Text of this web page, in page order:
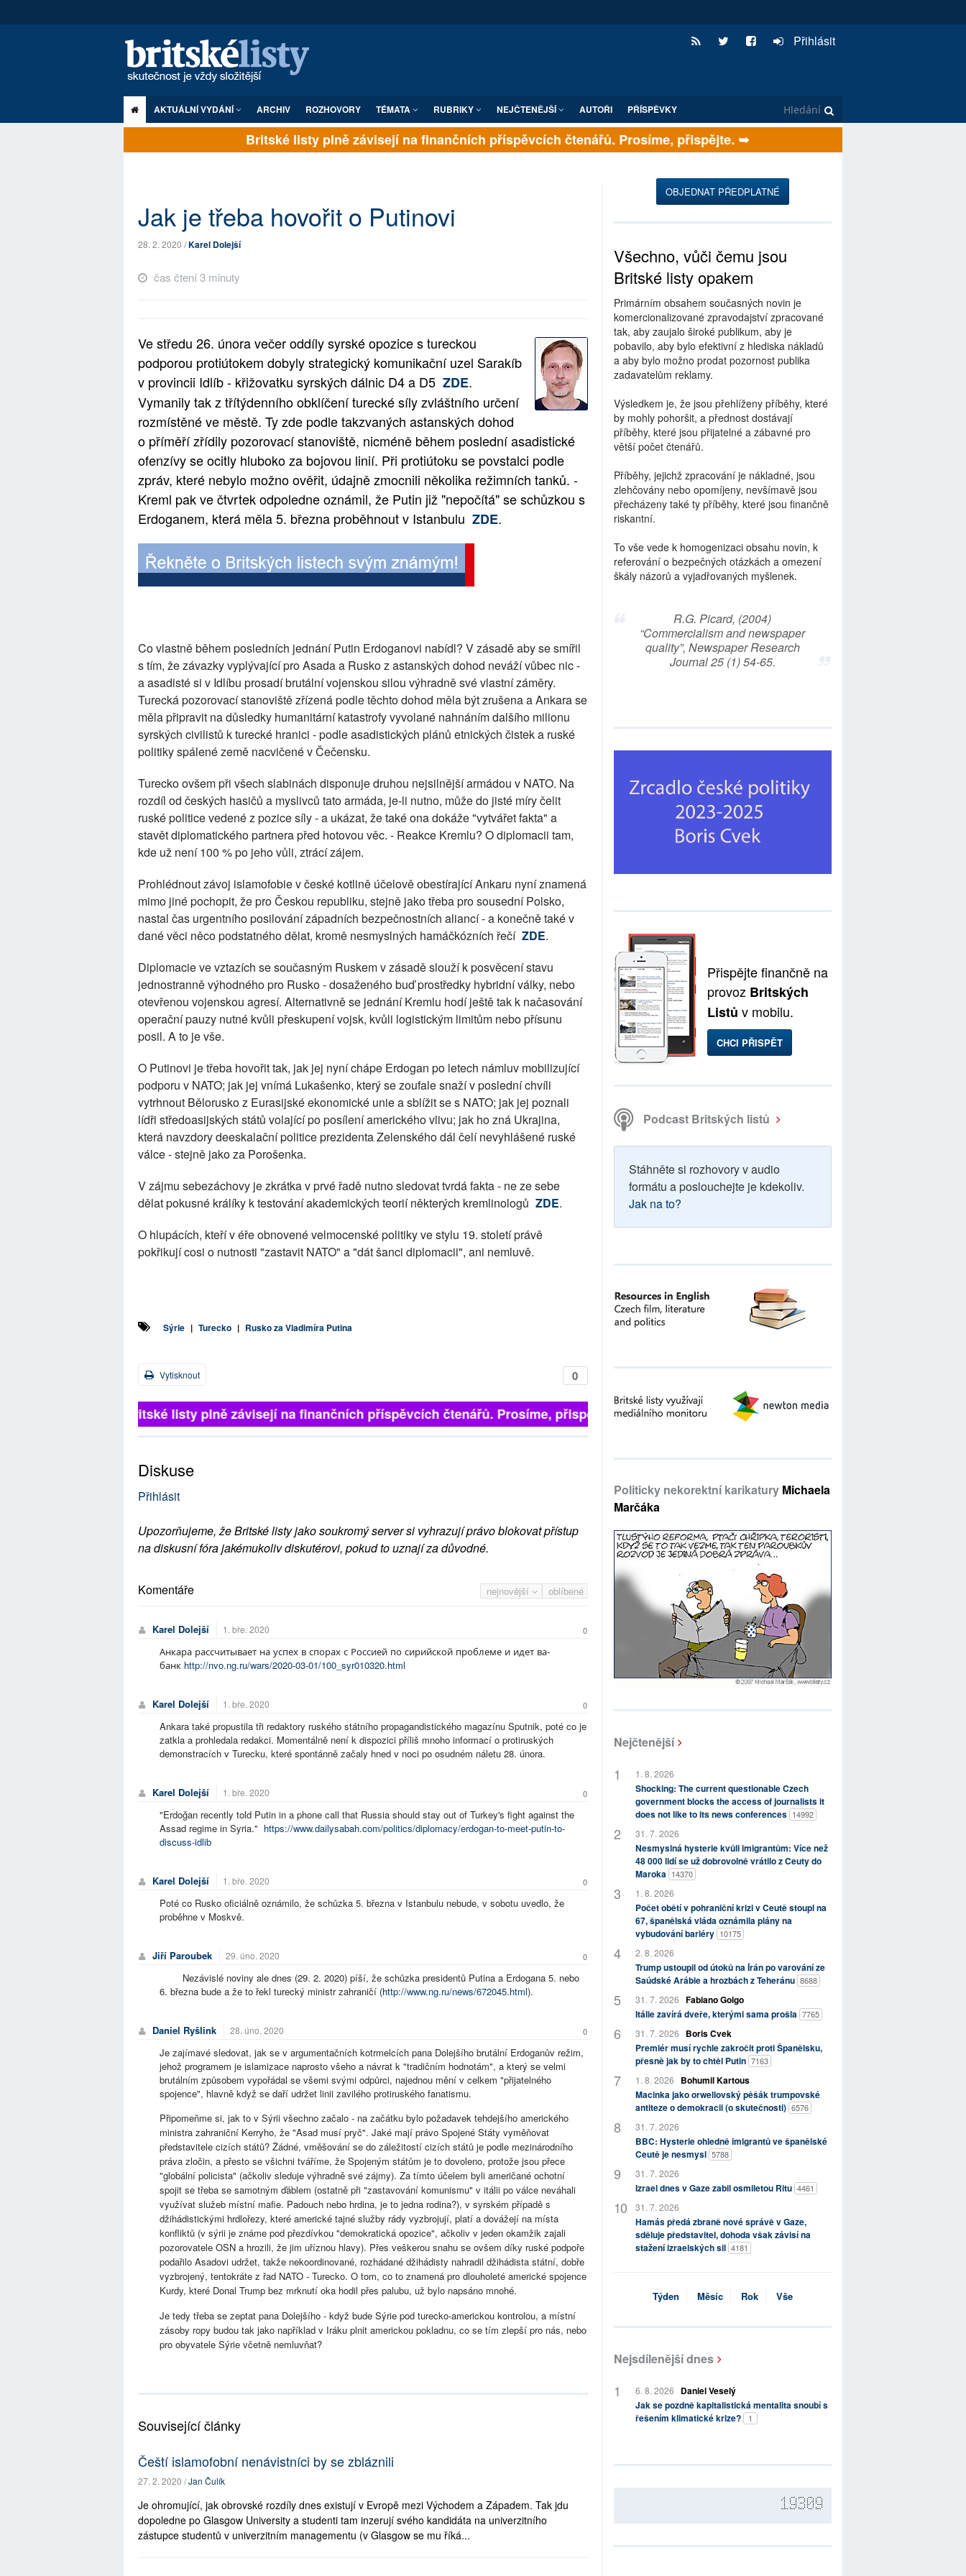
Přihlásit
AKTUÁLNÍ VYDÁNÍ ARCHIV ROZHOVORY TÉMATA RUBRIKY NEJČTENĚJŠÍ AUTOŘI PŘÍSPĚVKY
Britské listy plně závisejí na finančních příspěvcích čtenářů. Prosíme, přispějte. ➥
Jak je třeba hovořit o Putinovi
28. 2. 2020 /Karel Dolejší
čas čtení 3 minuty
Ve středu 26. února večer oddíly syrské opozice s tureckou
podporou protiútokem dobyly strategický komunikační uzel Sarakíb
v provincii Idlíb - křižovatku syrských dálnic D4 a D5 ZDE.
Vymanily tak z třítýdenního obklíčení turecké síly zvláštního určení
rozmístěné ve městě. Ty zde podle takzvaných astanských dohod
o příměří zřídily pozorovací stanoviště, nicméně během poslední asadistické
ofenzívy se ocitly hluboko za bojovou linií. Při protiútoku se povstalci podle
zpráv, které nebylo možno ověřit, údajně zmocnili několika režimních tanků. -
Kreml pak ve čtvrtek odpoledne oznámil, že Putin již "nepočítá" se schůzkou s
Erdoganem, která měla 5. března proběhnout v Istanbulu ZDE.
Co vlastně během posledních jednání Putin Erdoganovi nabídl? V zásadě aby se smířil
s tím, že závazky vyplývající pro Asada a Rusko z astanských dohod neváží vůbec nic -
a asadisté si v Idlíbu prosadí brutální vojenskou silou výhradně své vlastní záměry.
Turecká pozorovací stanoviště zřízená podle těchto dohod měla být zrušena a Ankara se
měla připravit na důsledky humanitární katastrofy vyvolané nahnáním dalšího milionu
syrských civilistů k turecké hranici - podle asadistických plánů etnických čistek a ruské
politiky spálené země nacvičené v Čečensku.
Turecko ovšem při všech slabinách disponuje druhou nejsilnější armádou v NATO. Na
rozdíl od českých hasičů a myslivců tato armáda, je-li nutno, může do jisté míry čelit
ruské politice vedené z pozice síly - a ukázat, že také ona dokáže "vytvářet fakta" a
stavět diplomatického partnera před hotovou věc. - Reakce Kremlu? O diplomacii tam,
kde už není 100 % po jeho vůli, ztrácí zájem.
Prohlédnout závoj islamofobie v české kotlině účelově obestírající Ankaru nyní znamená
mimo jiné pochopit, že pro Českou republiku, stejně jako třeba pro sousední Polsko,
nastal čas urgentního posilování západních bezpečnostních aliancí - a konečně také v
dané věci něco podstatného dělat, kromě nesmyslných hamáčkózních řečí ZDE.
Diplomacie ve vztazích se současným Ruskem v zásadě slouží k posvěcení stavu
jednostranně výhodného pro Rusko - dosaženého buď prostředky hybridní války, nebo
otevřenou vojenskou agresí. Alternativně se jednání Kremlu hodí ještě tak k načasování
operační pauzy nutné kvůli přeskupení vojsk, kvůli logistickým limitům nebo přísunu
posil. A to je vše.
O Putinovi je třeba hovořit tak, jak jej nyní chápe Erdogan po letech námluv mobilizující
podporu v NATO; jak jej vnímá Lukašenko, který se zoufale snaží v poslední chvíli
vytrhnout Bělorusko z Eurasijské ekonomické unie a sblížit se s NATO; jak jej poznali
lídři středoasijských států volající po posílení amerického vlivu; jak ho zná Ukrajina,
která navzdory deeskalační politice prezidenta Zelenského dál čelí nevyhlášené ruské
válce - stejně jako za Porošenka.
V zájmu sebezáchovy je zkrátka v prvé řadě nutno sledovat tvrdá fakta - ne ze sebe
dělat pokusné králíky k testování akademických teorií některých kremlinologů ZDE.
O hlupácích, kteří v éře obnovené velmocenské politiky ve stylu 19. století právě
pokřikují cosi o nutnosti "zastavit NATO" a "dát šanci diplomacii", ani nemluvě.
Sýrie | Turecko | Rusko za Vladimíra Putina
0
Vytisknout
Britské listy plně závisejí na finančních příspěvcích čtenářů. Prosíme, přispějte. ➥
Diskuse
Přihlásit
Upozorňujeme, že Britské listy jako soukromý server si vyhrazují právo blokovat přístup
na diskusní fóra jakémukoliv diskutérovi, pokud to uznají za důvodné.
nejnovější oblíbené
Komentáře
Karel Dolejší 1. bře. 2020 0
Анкара рассчитывает на успех в спорах с Россией по сирийской проблеме и идет ва-
банк http://nvo.ng.ru/wars/2020-03-01/100_syr010320.html
Karel Dolejší 1. bře. 2020 0
Ankara také propustila tři redaktory ruského státního propagandistického magazínu Sputnik, poté co je
zatkla a prohledala redakci. Momentálně není k dispozici příliš mnoho informací o protiruských
demonstracích v Turecku, které spontánně začaly hned v noci po osudném náletu 28. února.
Karel Dolejší 1. bře. 2020 0
"Erdoğan recently told Putin in a phone call that Russia should stay out of Turkey's fight against the
Assad regime in Syria." https://www.dailysabah.com/politics/diplomacy/erdogan-to-meet-putin-to-
discuss-idlib
Karel Dolejší 1. bře. 2020 0
Poté co Rusko oficiálně oznámilo, že schůzka 5. března v Istanbulu nebude, v sobotu uvedlo, že
proběhne v Moskvě.
Jiří Paroubek 29. úno. 2020 0
Nezávislé noviny ale dnes (29. 2. 2020) píší, že schůzka presidentů Putina a Erdogana 5. nebo
6. března bude a že to řekl turecký ministr zahraničí (http://www.ng.ru/news/672045.html).
Daniel Ryšlink 28. úno. 2020 0
Je zajímavé sledovat, jak se v argumentačních kotrmelcích pana Dolejšího brutální Erdoganův režim,
jehož programem je islamizace naprosto všeho a návrat k "tradičním hodnotám", a který se velmi
brutálním způsobem vypořádal se všemi svými odpůrci, najednou mění v celkem "přijatelného
spojence", hlavně když se daří udržet linii zavilého protiruského fanatismu.
Připomeňme si, jak to v Sýrii všechno začalo - na začátku bylo požadavek tehdejšího amerického
ministra zahraniční Kerryho, že "Asad musí pryč". Jaké mají právo Spojené Státy vyměňovat
představitele cizích států? Žádné, vměšování se do záležitostí cizích států je podle mezinárodního
práva zločin, a přesto se všichni tváříme, že Spojeným státům je to dovoleno, protože jsou přece
"globální policista" (ačkoliv sleduje výhradně své zájmy). Za tímto účelem byli američané ochotní
spojit se třeba se samotným ďáblem (ostatně při "zastavování komunismu" v itálii po válce neváhali
využívat služeb místní mafie. Padouch nebo hrdina, je to jedna rodina?), v syrském případě s
džihádistickými hrdlořezy, které americké tajné služby rády vyzbrojují, platí a dovážejí na místa
konfliktů (v sýrii je známe pod přezdívkou "demokratická opozice", ačkoliv v jeden okamžik zajali
pozorovatele OSN a hrozili, že jim uříznou hlavy). Přes veškerou snahu se ovšem díky ruské podpoře
podařilo Asadovi udržet, takže nekoordinované, rozhádané džihádisty nahradil džihádista státní, dobře
vyzbrojený, tentokráte z řad NATO - Turecko. O tom, co to znamená pro dlouholeté americké spojence
Kurdy, které Donal Trump bez mrknutí oka hodil přes palubu, už bylo napsáno mnohé.
Je tedy třeba se zeptat pana Dolejšího - když bude Sýrie pod turecko-americkou kontrolou, a místní
zásoby ropy budou tak jako například v Iráku plnit americkou pokladnu, co se tím zlepší pro nás, nebo
pro obyvatele Sýrie včetně nemluvňat?
Související články
Čeští islamofobní nenávistníci by se zbláznili
27. 2. 2020 /Jan Čulík
Je ohromující, jak obrovské rozdíly dnes existují v Evropě mezi Východem a Západem. Tak jdu
dopoledne po Glasgow University a studenti tam inzerují svého kandidáta na univerzitního
zástupce studentů v univerzitním managementu (v Glasgow se mu říká...
OBJEDNAT PŘEDPLATNÉ
Všechno, vůči čemu jsou
Britské listy opakem
Primárním obsahem současných novin je
komercionalizované zpravodajství zpracované
tak, aby zaujalo široké publikum, aby je
pobavilo, aby bylo efektivní z hlediska nákladů
a aby bylo možno prodat pozornost publika
zadavatelům reklamy.
Výsledkem je, že jsou přehlíženy příběhy, které
by mohly pohoršit, a přednost dostávají
příběhy, které jsou přijatelné a zábavné pro
větší počet čtenářů.
Příběhy, jejichž zpracování je nákladné, jsou
zlehčovány nebo opomíjeny, nevšímavě jsou
přecházeny také ty příběhy, které jsou finančně
riskantní.
To vše vede k homogenizaci obsahu novin, k
referování o bezpečných otázkách a omezení
škály názorů a vyjadřovaných myšlenek.
R.G. Picard, (2004)
“Commercialism and newspaper
quality”, Newspaper Research
Journal 25 (1) 54-65.
Přispějte finančně na
provoz Britských
Listů v mobilu.
CHCI PŘISPĚT
Podcast Britských listů
Stáhněte si rozhovory v audio
formátu a poslouchejte je kdekoliv.
Jak na to?
Politicky nekorektní karikatury Michaela
Marčáka
Nejčtenější
1. 8. 2026
Shocking: The current questionable Czech
government blocks the access of journalists it
does not like to its news conferences 14992
31. 7. 2026
Nesmyslná hysterie kvůli imigrantům: Více než
48 000 lidí se už dobrovolně vrátilo z Ceuty do
Maroka 14370
1. 8. 2026
Počet obětí v pohraniční krizi v Ceutě stoupl na
67, španělská vláda oznámila plány na
vybudování bariéry 10175
2. 8. 2026
Trump ustoupil od útoků na Írán po varování ze
Saúdské Arábie a hrozbách z Teheránu 8688
31. 7. 2026 Fabiano Golgo
Itálie zavírá dveře, kterými sama prošla 7765
31. 7. 2026
Boris Cvek
Premiér musí rychle zakročit proti Španělsku,
přesně jak by to chtěl Putin 7163
1. 8. 2026
Bohumil Kartous
Macinka jako orwellovský pěšák trumpovské
antiteze o demokracii (o skutečnosti) 6576
31. 7. 2026
BBC: Hysterie ohledně imigrantů ve španělské
Ceutě je nesmysl 5788
31. 7. 2026
Izrael dnes v Gaze zabil osmiletou Ritu 4461
31. 7. 2026
Hamás předá zbraně nové správě v Gaze,
sděluje představitel, dohoda však závisí na
stažení izraelských sil 4181
Týden Měsíc Rok Vše
Nejsdílenější dnes
6. 8. 2026
Daniel Veselý
Jak se pozdně kapitalistická mentalita snoubí s
řešením klimatické krize?
1
19309